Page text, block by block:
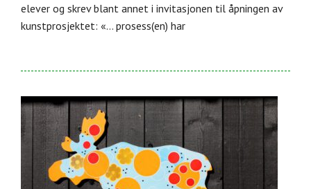
elever og skrev blant annet i invitasjonen til åpningen av
kunstprosjektet: «… prosess(en) har